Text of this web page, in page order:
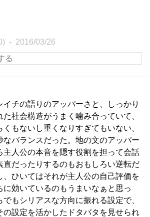
2016/03/26
イチの語りのアッパーさと、しっかり
た社会構造がうまく噛み合っていて、
くもないし重くなりすぎてもいない、
なバランスだった。地の文のアッパー
主人公の本音を隠す役割を担って会話
直だったりするのもおもしろい逆転だ
、ひいてはそれが主人公の自己評価を
に効いているのもうまいなぁと思っ
でもシリアスな方向に振れる設定で、
の設定を活かしたドタバタを見せられ